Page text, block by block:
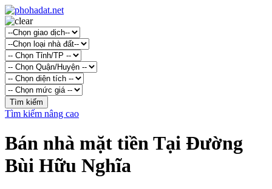
Tìm kiếm nâng cao
Bán nhà mặt tiền Tại Đường
Bùi Hữu Nghĩa